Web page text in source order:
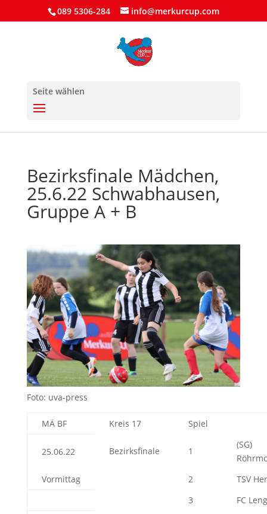
089 5306-284 info@merkurcup.com
Seite wählen
Bezirksfinale Mädchen,
25.6.22 Schwabhausen,
Gruppe A + B
Foto: uva-press
MÄ BF Kreis 17 Spiel
25.06.22 Bezirksfinale 1
(SG)
Vormittag
2
TSV
3
FC